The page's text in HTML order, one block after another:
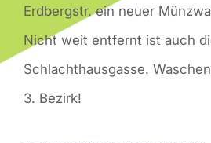
Erdbergstr. ein neuer
Nicht weit entfernt ist auch
Schlachthausgasse.
3. Bezirk!